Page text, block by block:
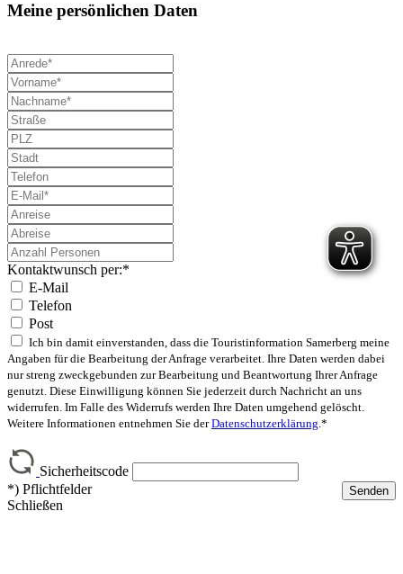
Meine persönlichen Daten
Kontaktwunsch per:*
E-Mail
Telefon
Post
Ich bin damit einverstanden, dass die Touristinformation Samerberg meine
Angaben für die Bearbeitung der Anfrage verarbeitet. Ihre Daten werden dabei
nur streng zweckgebunden zur Bearbeitung und Beantwortung Ihrer Anfrage
genutzt. Diese Einwilligung können Sie jederzeit durch Nachricht an uns
widerrufen. Im Falle des Widerrufs werden Ihre Daten umgehend gelöscht.
Weitere Informationen entnehmen Sie derDatenschutzerklärung.*
Sicherheitscode
Senden
*) Pflichtfelder
Schließen